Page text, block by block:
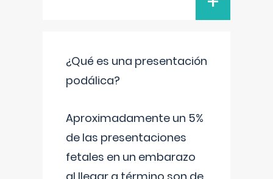
¿Qué es una presentación
podálica?
Aproximadamente un 5%
de las presentaciones
fetales en un embarazo